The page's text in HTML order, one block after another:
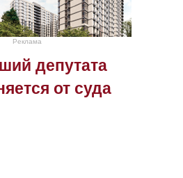
Реклама
депутата
от суда